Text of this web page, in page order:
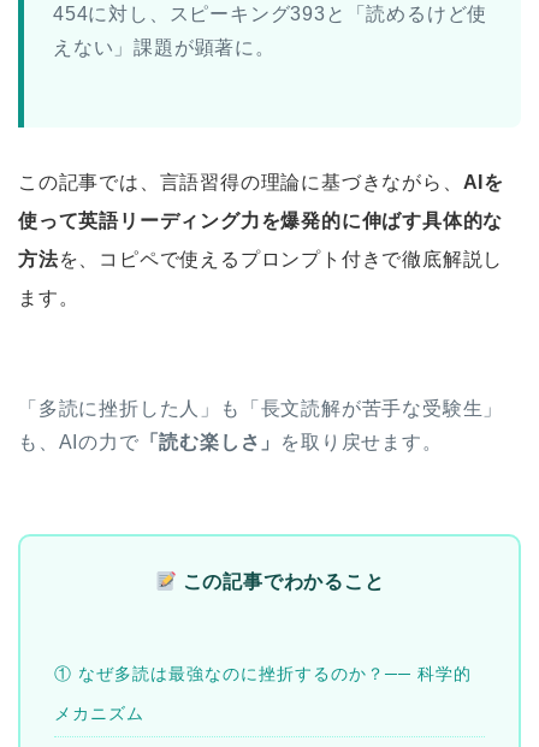
454に対し、スピーキング393と「読めるけど使
えない」課題が顕著に。
この記事では、言語習得の理論に基づきながら、 AIを
使って英語リーディング力を爆発的に伸ばす具体的な
方法を、コピペで使えるプロンプト付きで徹底解説し
ます。
「多読に挫折した人」も「長文読解が苦手な受験生」
も、AIの力で 「読む楽しさ」 を取り戻せます。
この記事でわかること
① なぜ多読は最強なのに挫折するのか？── 科学的
メカニズム